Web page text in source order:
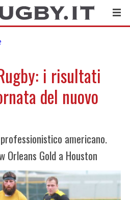
i risultati
del nuovo
americano.
Gold a Houston